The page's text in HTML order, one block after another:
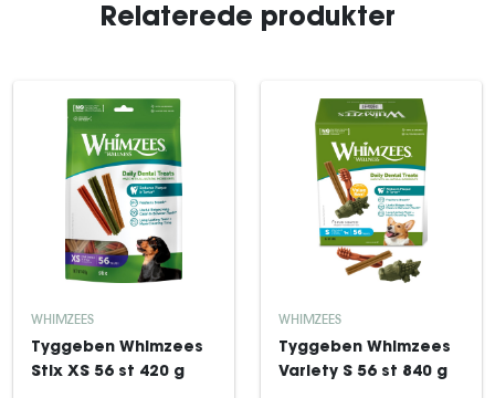
Relaterede produkter
WHIMZEES
Tyggeben Whimzees
Stix XS 56 st 420 g
WHIMZEES
Tyggeben Whimzees
Variety S 56 st 840 g